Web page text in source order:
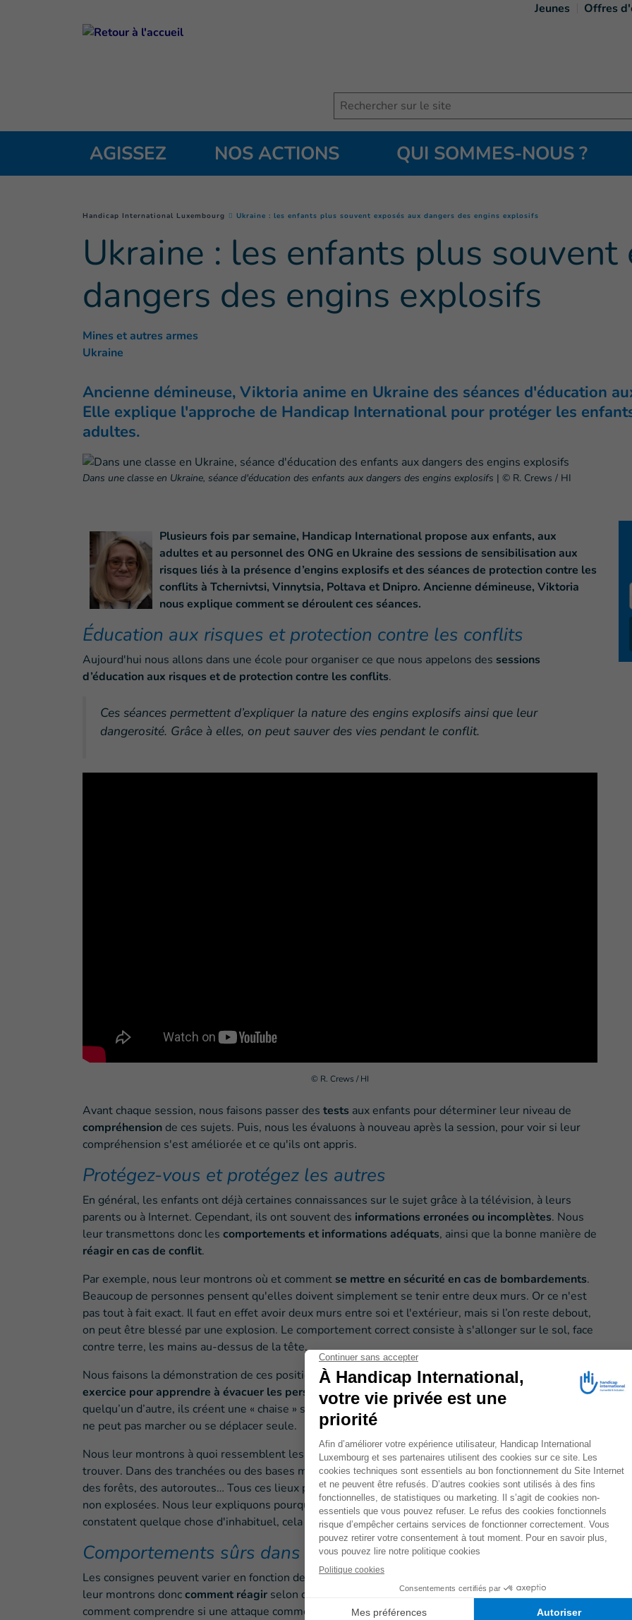
Jeunes Offres
Search
AGISSEZ
NOS ACTIONS QUI SOMMES-NOUS ?
You are here :
Handicap International Luxembourg Ukraine : les enfants plus souvent exposés aux dangers des engins explosifs
Ukraine : les enfants plus souvent
dangers des engins explosifs
Mines et autres armes
Ukraine
Ancienne démineuse, Viktoria anime en Ukraine des séances d'éducation
Elle explique l'approche de Handicap International pour protéger les
adultes.
Dans une classe en Ukraine, séance d'éducation des enfants aux dangers des engins explosifs | © R. Crews / HI
Plusieurs fois par semaine, Handicap International propose aux enfants, aux
adultes et au personnel des ONG en Ukraine des sessions de sensibilisation aux
risques liés à la présence d’engins explosifs et des séances de protection contre les
conflits à Tchernivtsi, Vinnytsia, Poltava et Dnipro. Ancienne démineuse, Viktoria
nous explique comment se déroulent ces séances.
Éducation aux risques et protection contre les conflits
Aujourd'hui nous allons dans une école pour organiser ce que nous appelons des sessions
d’éducation aux risques et de protection contre les conflits.
Ces séances permettent d’expliquer la nature des engins explosifs ainsi que leur
dangerosité. Grâce à elles, on peut sauver des vies pendant le conflit.
© R. Crews / HI
Avant chaque session, nous faisons passer des tests aux enfants pour déterminer leur niveau de
compréhension de ces sujets. Puis, nous les évaluons à nouveau après la session, pour voir si leur
compréhension s'est améliorée et ce qu'ils ont appris.
Protégez-vous et protégez les autres
En général, les enfants ont déjà certaines connaissances sur le sujet grâce à la télévision, à leurs
parents ou à Internet. Cependant, ils ont souvent des informations erronées ou incomplètes. Nous
leur transmettons donc les comportements et informations adéquats, ainsi que la bonne manière de
réagir en cas de conflit.
Par exemple, nous leur montrons où et comment se mettre en sécurité en cas de bombardements.
Beaucoup de personnes pensent qu'elles doivent simplement se tenir entre deux murs. Or ce n'est
pas tout à fait exact. Il faut en effet avoir deux murs entre soi et l'extérieur, mais si l’on reste debout,
on peut être blessé par une explosion. Le comportement correct consiste à s'allonger sur le sol, face
contre terre, les mains au-dessus de la tête.
Nous faisons la démonstration de ces positions, puis nous demandons aux enfants de réaliser un
exercice pour apprendre à évacuer les personnes à mobilité réduite. En croisant leurs bras avec
quelqu’un d’autre, ils créent une « chaise » suffisamment robuste pour transporter une personne qui
ne peut pas marcher ou se déplacer seule.
Nous leur montrons à quoi ressemblent les
mines, puis nous leur expliquons où elles peuvent se
trouver. Dans des tranchées ou des bases militaires, des bâtiments détruits, des champs désertés,
des forêts, des autoroutes… Tous ces lieux peuvent être contaminés par des mines ou des munitions
non explosées. Nous leur expliquons pourquoiils ne doivent pas s’en approcheret que s'ils
constatent quelque chose d'inhabituel, cela peut être dangereux.
Comportements sûrs dans toutes les situations
Les consignes peuvent varier en fonction de l'endroit où l'on se trouve pendant une attaque. Nous
leur montrons donccomment réagir selon qu’ils sont en voiture, à la maison ou dans la rue,
comment comprendre si une attaque commence ou comment vérifier si la voie est libre.